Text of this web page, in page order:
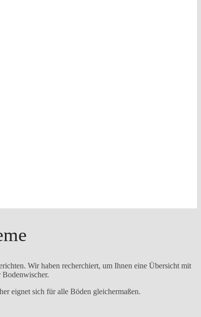
Wir haben recherchiert, um Ihnen eine Übersicht mit
Bodenwischer.
eignet sich für alle Böden gleichermaßen.